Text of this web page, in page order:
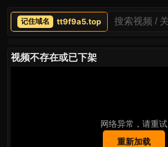
tt9f9a5.top
视频不存在或已下架
网络异常，请重试
重新加载